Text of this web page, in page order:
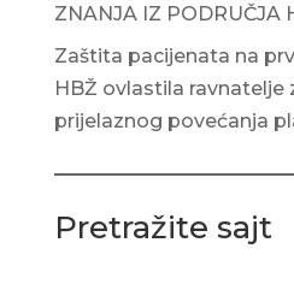
ZNANJA IZ PODRUČJA
Zaštita pacijenata na
HBŽ ovlastila ravnatelje
prijelaznog povećanja
Pretražite sajt